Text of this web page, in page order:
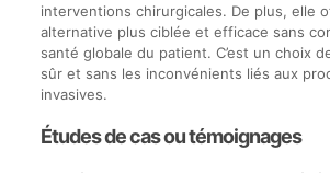
interventions chirurgicales. De plus, elle
alternative plus ciblée et efficace sans
santé globale du patient. C’est un choix
sûr et sans les inconvénients liés aux
invasives.
Études de cas ou témoignages